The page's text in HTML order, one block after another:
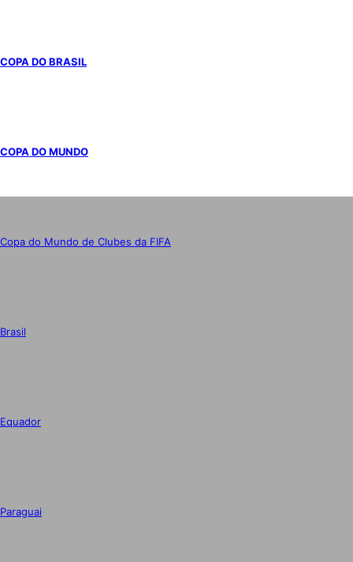
COPA DO BRASIL
COPA DO MUNDO
Copa do Mundo de Clubes da FIFA
Brasil
Equador
Paraguai